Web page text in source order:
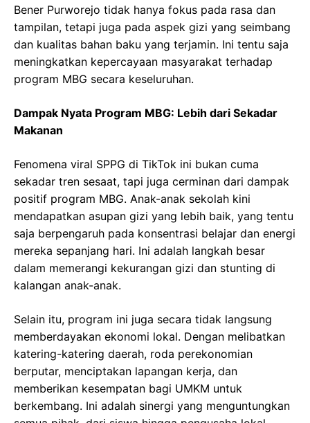
Bener Purworejo tidak hanya fokus pada rasa dan
tampilan, tetapi juga pada aspek gizi yang seimbang
dan kualitas bahan baku yang terjamin. Ini tentu saja
meningkatkan kepercayaan masyarakat terhadap
program MBG secara keseluruhan.
Dampak Nyata Program MBG: Lebih dari Sekadar
Makanan
Fenomena viral SPPG di TikTok ini bukan cuma
sekadar tren sesaat, tapi juga cerminan dari dampak
positif program MBG. Anak-anak sekolah kini
mendapatkan asupan gizi yang lebih baik, yang tentu
saja berpengaruh pada konsentrasi belajar dan energi
mereka sepanjang hari. Ini adalah langkah besar
dalam memerangi kekurangan gizi dan stunting di
kalangan anak-anak.
Selain itu, program ini juga secara tidak langsung
memberdayakan ekonomi lokal. Dengan melibatkan
katering-katering daerah, roda perekonomian
berputar, menciptakan lapangan kerja, dan
memberikan kesempatan bagi UMKM untuk
berkembang. Ini adalah sinergi yang menguntungkan